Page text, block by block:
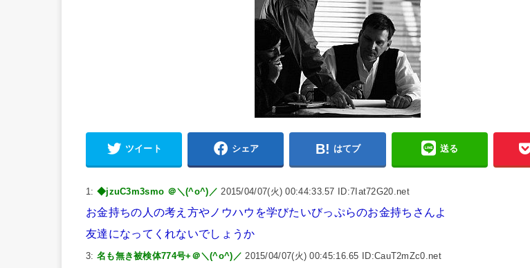
ツイート シェア はてブ 送る
1: ◆jzuC3m3smo ＠＼(^o^)／ 2015/04/07(火) 00:44:33.57 ID:7Iat72G20.net
お金持ちの人の考え方やノウハウを学びたいびっぷらのお金持ちさんよ
友達になってくれないでしょうか
3: 名も無き被検体774号+＠＼(^o^)／ 2015/04/07(火) 00:45:16.65 ID:CauT2mZc0.net